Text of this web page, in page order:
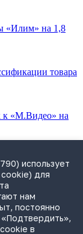
«Илим» на 1,8
товара
к «М.Видео» на
«дочки»
использует
для
нам
постоянно
в